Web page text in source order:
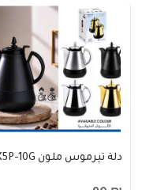
دلة تيرموس ملون LX5P-10G